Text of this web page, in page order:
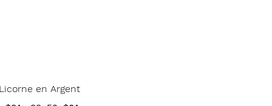
en Argent